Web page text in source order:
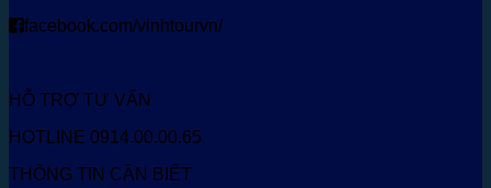
facebook.com/vinhtourvn/
HỖ TRỢ TƯ VẤN
HOTLINE 0914.00.00.65
THÔNG TIN CẦN BIẾT